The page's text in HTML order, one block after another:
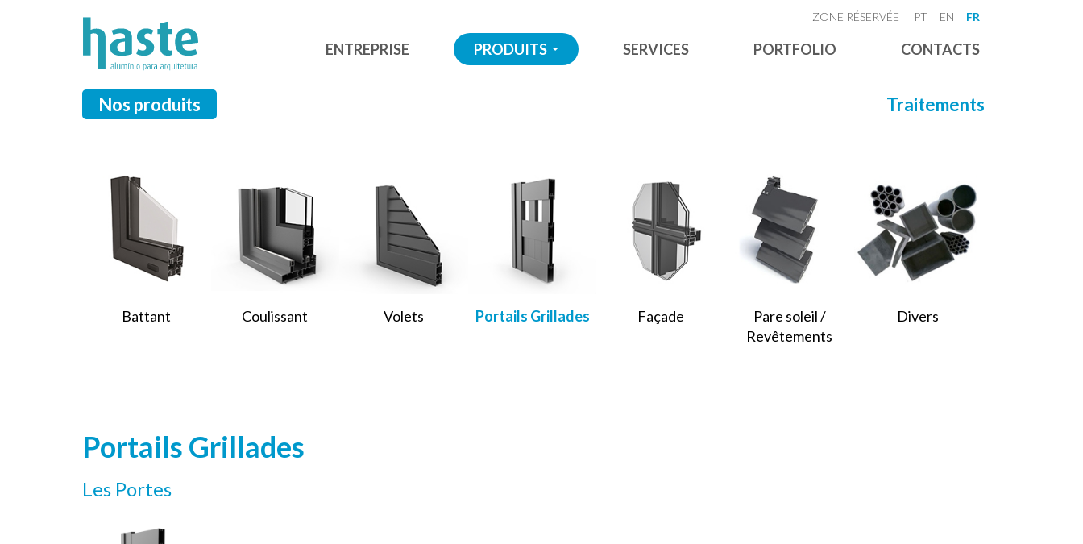
ZONE RÉSERVÉE PT EN FR
ENTREPRISE PRODUITS SERVICES PORTFOLIO CONTACTS
Nos produits Traitements
Battant Coulissant Volets Portails Grillades Façade
Pare soleil /
Revêtements
Divers
Portails Grillades
Les Portes